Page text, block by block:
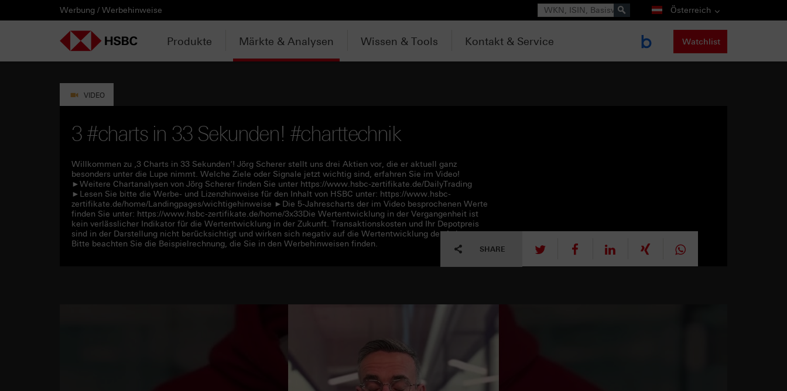
PRODUKTE
HEBELPRODUKTE
MÄRKTE & ANALYSEN
WISSEN & TOOLS
KONTAKT & SERVICE
DOWNLOADCENTER
LÄNDERAUSWAHL
Deutschland
AUSGEWÄHLTE SEITEN
HEBELPRODUKTE
Knock-out-Produkte
Weitere Hebelprodukte
Ausgestoppte Produkte
ANLAGEPRODUKTE
Aktien- / Indexanleihen
Discount-Zertifikate
Express-Zertifikate
Sprint-Zertifikate
Strategie- / Basket- /
Themenzertifikate
AKTUELLES
Anpassungen / Kündigungen
Neuemissionen
ANALYSEN
Daily Trading
Trendkompass
VIDEOS
ntv-Zertifikate mit HSBC
Börse Stuttgart TV mit HSBC
WATCHLIST
Login / Zur Watchlist
WEBINARE
Webinartermine
WISSEN
kostenlose eBooks
Aktien- / Indexanleihen Rechner
Trendkompass
KONTAKT
Kontaktformular
SERVICE
Wir über uns
DOWNLOADCENTER
Basisprospekte /
Wertpapierbeschreibungen
Werbung / Werbehinweise Suche Österreich
Produkte Märkte & Analysen Wissen & Tools Kontakt & Service Watchlist
VIDEO
3 #charts in 33 Sekunden! #charttechnik
Willkommen zu ‚3 Charts in 33 Sekunden‘! Jörg Scherer stellt uns drei Aktien vor, die er aktuell ganz
besonders unter die Lupe nimmt. Welche Ziele oder Signale jetzt wichtig sind, erfahren Sie im Video!
►Weitere Chartanalysen von Jörg Scherer finden Sie unter https://www.hsbc-zertifikate.de/DailyTrading
►Lesen Sie bitte die Werbe- und Lizenzhinweise für den Inhalt von HSBC unter: https://www.hsbc-
zertifikate.de/home/Landingpages/wichtigehinweise ►Die 5-Jahrescharts der im Video besprochenen Werte
finden Sie unter: https://www.hsbc-zertifikate.de/home/3x33Die Wertentwicklung in der Vergangenheit ist
kein verlässlicher Indikator für die Wertentwicklung in der Zukunft. Transaktionskosten und Ihr Depotpreis
sind in der Darstellung nicht berücksichtigt und wirken sich negativ auf die Wertentwicklung der Anlage aus.
Bitte beachten Sie die Beispielrechnung, die Sie in den Werbehinweisen finden.
SHARE tweet mitteilen